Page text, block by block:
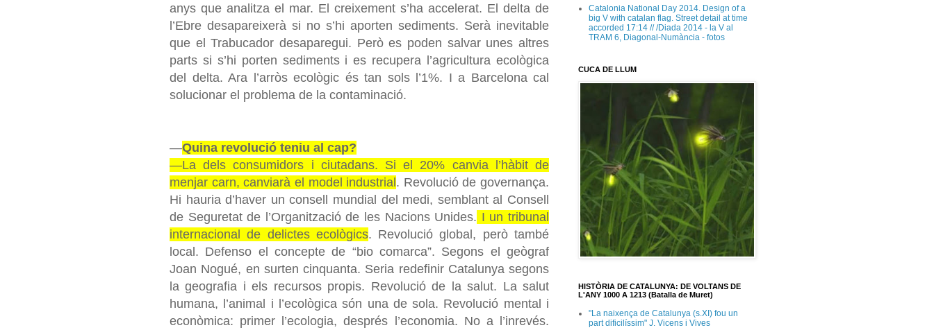
anys que analitza el mar. El creixement s’ha accelerat. El delta de
l’Ebre desapareixerà si no s’hi aporten sediments. Serà inevitable
que el Trabucador desaparegui. Però es poden salvar unes altres
parts si s’hi porten sediments i es recupera l’agricultura ecològica
del delta. Ara l’arròs ecològic és tan sols l’1%. I a Barcelona cal
solucionar el problema de la contaminació.
—Quina revolució teniu al cap?
—La dels consumidors i ciutadans. Si el 20% canvia l’hàbit de
menjar carn, canviarà el model industrial. Revolució de governança.
Hi hauria d’haver un consell mundial del medi, semblant al Consell
de Seguretat de l’Organització de les Nacions Unides. I un tribunal
internacional de delictes ecològics. Revolució global, però també
local. Defenso el concepte de “bio comarca”. Segons el geògraf
Joan Nogué, en surten cinquanta. Seria redefinir Catalunya segons
lageografia i els recursos propis. Revolució de la salut. La salut
humana, l’animal i l’ecològica són una de sola. Revolució mental i
econòmica: primer l’ecologia, després l’economia. No a l’inrevés.
Catalonia National Day 2014. Design of a
big V with catalan flag. Street detail at time
accorded 17:14 // /Diada 2014 - la V al
TRAM 6, Diagonal-Numància - fotos
CUCA DE LLUM
HISTÒRIA DE CATALUNYA: DE VOLTANS DE
L'ANY 1000 A 1213 (Batalla de Muret)
"La naixença de Catalunya (s.XI) fou un
part dificilíssim" J. Vicens i Vives